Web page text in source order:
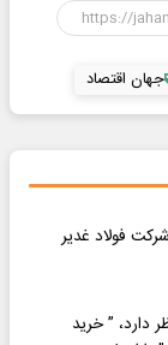
جهان اقتصاد
فولاد غدیر
دارد، ” خرید